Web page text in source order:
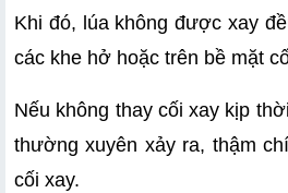
Khi đó, lúa không được xay
các khe hở hoặc trên bề mặt
Nếu không thay cối xay kịp
thường xuyên xảy ra, thậm
cối xay.